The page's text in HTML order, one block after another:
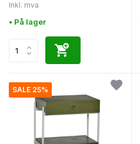
Inkl. mva
• På lager
SALE 25%